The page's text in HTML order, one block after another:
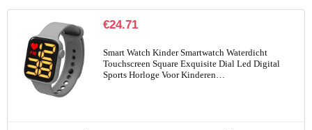
€24.71
Smart Watch Kinder Smartwatch Waterdicht
Touchscreen Square Exquisite Dial Led Digital
Sports Horloge Voor Kinderen…